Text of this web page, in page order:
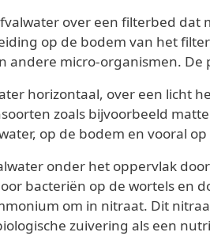
over een filterbed dat
op de bodem van het
andere micro-organismen.
horizontaal, over een licht
zoals bijvoorbeeld
op de bodem en vooral
onder het oppervlak
bacteriën op de wortels en
om in nitraat. Dit
zuivering als een